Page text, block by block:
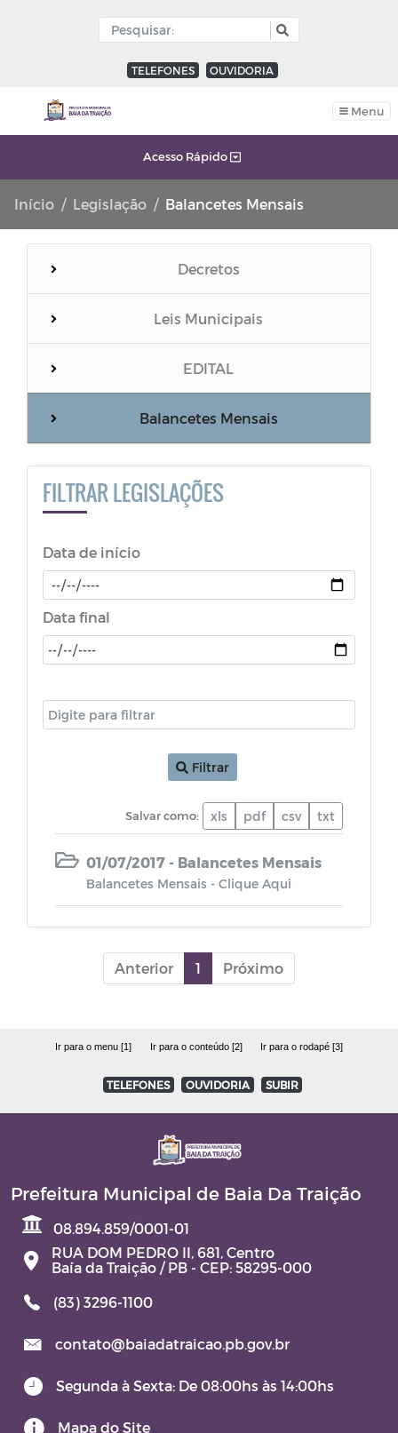
TELEFONES OUVIDORIA
Menu
Acesso Rápido
Início Legislação Balancetes Mensais
Decretos
Leis Municipais
EDITAL
Balancetes Mensais
NOTIFICAÇÃO
ATA - FUNDEB
RESOLUÇÃO
Decretos (COVID-19)
LDO - Lei de Diretrizes Orçamentárias
LOA - Lei Orçamentária Anual
PPA - Plano Plurianual
Relatório Resumido da Execução
Orçamentária - RREO
PCA - Prestação de Contas Anual
Contratos e Aditivos
DOM - Diário Oficial do Município
RECURSOS DE INFRAÇÕES
TERMO DE POSSE
FILTRAR LEGISLAÇÕES
Data de início
Data final
Filtrar
Salvar como: xls pdf csv txt
01/07/2017 - Balancetes Mensais
Balancetes Mensais - Clique Aqui
Anterior 1 Próximo
Ir para o menu [1] Ir para o conteúdo [2] Ir para o rodapé [3]
TELEFONES OUVIDORIA SUBIR
Prefeitura Municipal de Baia Da Traição
08.894.859/0001-01
RUA DOM PEDRO II, 681, Centro
Baía da Traição / PB - CEP: 58295-000
(83) 3296-1100
contato@baiadatraicao.pb.gov.br
Segunda à Sexta: De 08:00hs às 14:00hs
Mapa do Site